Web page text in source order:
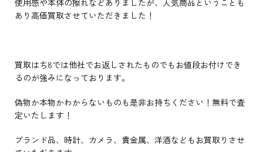
使用感や本体の擦れなどありましたが、人気商品ということも
あり高価買取させていただきました！
買取はち8では他社でお返しされたものでもお値段お付けでき
るのが強みになっております。
偽物か本物かわからないものも是非お持ちください！無料で査
定いたします！
ブランド品、時計、カメラ、貴金属、洋酒などもお買取りさせ